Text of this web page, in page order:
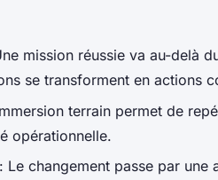
mission réussie va au-delà
se transforment en actions
terrain permet de
opérationnelle.
: Le changement passe par